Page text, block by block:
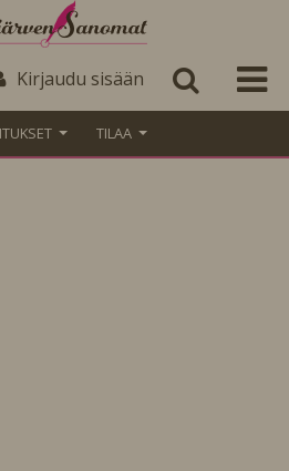
Kirjaudu sisään
TILAA